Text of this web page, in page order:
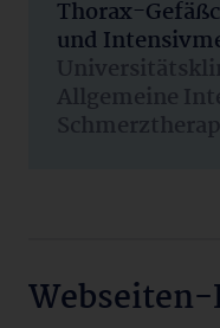
Thorax-
und
Allgemeine